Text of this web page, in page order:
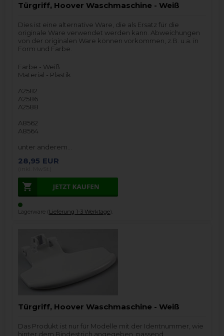
Türgriff, Hoover Waschmaschine - Weiß
Dies ist eine alternative Ware, die als Ersatz für die
originale Ware verwendet werden kann. Abweichungen
von der originalen Ware können vorkommen, z.B. u.a. in
Form und Farbe.
Farbe - Weiß
Material - Plastik
A2582
A2586
A2588
A8562
A8564
unter anderem…
28,95 EUR
Lagerware (Lieferung 1-3 Werktage).
Türgriff, Hoover Waschmaschine - Weiß
Das Produkt ist nur für Modelle mit der Identnummer, wie
hinter dem Bindestrich angegeben, passend.